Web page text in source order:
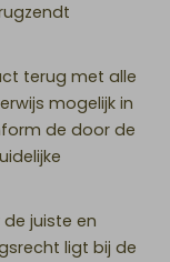
terug met alle
mogelijk in
de door de
juiste en
ligt bij de